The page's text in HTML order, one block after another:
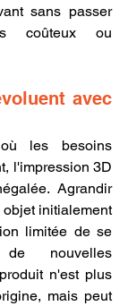
sans passer
coûteux ou
avec
les besoins
l'impression 3D
Agrandir
initialement
limitée de se
nouvelles
n'est plus
mais peut